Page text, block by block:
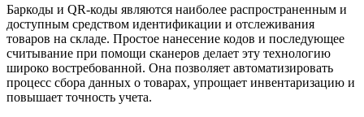
Баркоды и QR-коды являются наиболее распространенным и
доступным средством идентификации и отслеживания
товаров на складе. Простое нанесение кодов и последующее
считывание при помощи сканеров делает эту технологию
широко востребованной. Она позволяет автоматизировать
процесс сбора данных о товарах, упрощает инвентаризацию и
повышает точность учета.